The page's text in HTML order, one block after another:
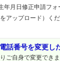
年月日修正申請フ
アップロード）く
話番号を変更し
ご自身で変更でき